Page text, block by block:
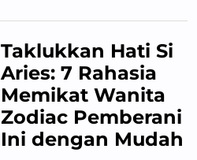
Taklukkan Hati Si
Aries: 7 Rahasia
Memikat Wanita
Zodiac Pemberani
Ini dengan Mudah